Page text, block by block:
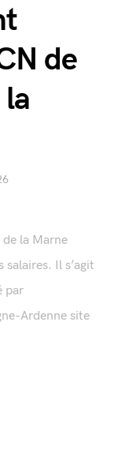
de
la Marne
Il s’agit
par
Ardenne site